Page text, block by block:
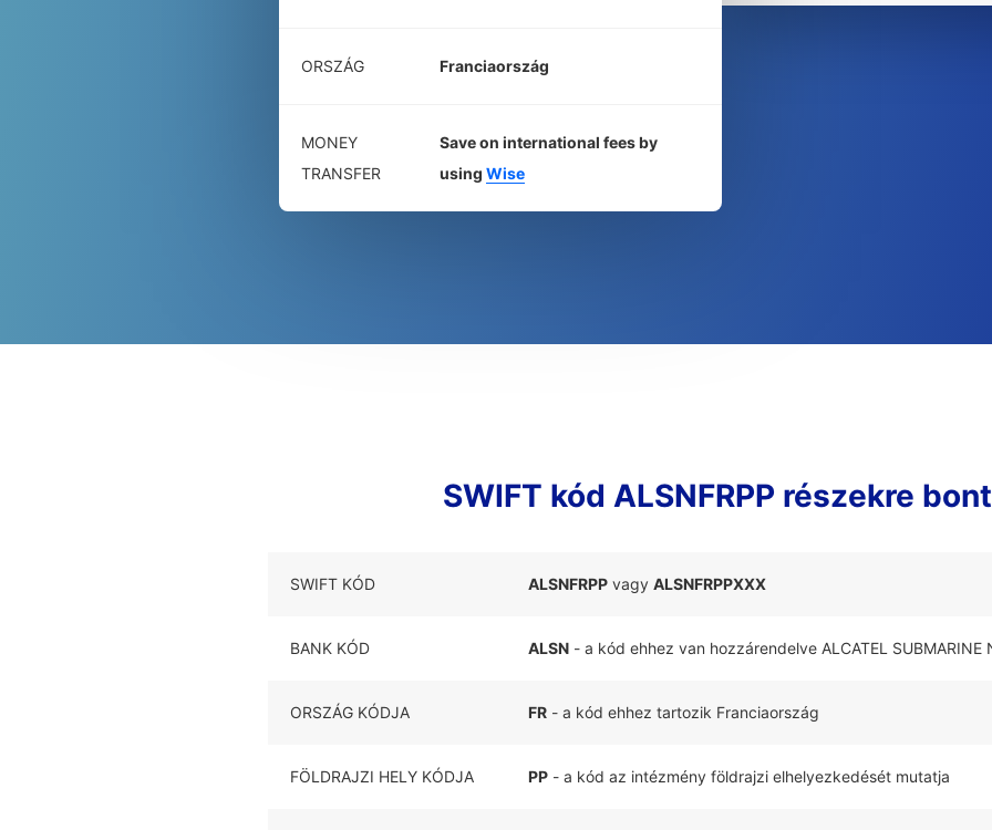
ORSZÁG Franciaország
MONEY
TRANSFER
Save on international fees by
using Wise
SWIFT kód ALSNFRPP részekre
SWIFT KÓD ALSNFRPP vagy ALSNFRPPXXX
BANK KÓD ALSN - a kód ehhez van hozzárendelve ALCATEL SUBMARINE
ORSZÁG KÓDJA FR - a kód ehhez tartozik Franciaország
FÖLDRAJZI HELY KÓDJA PP - a kód az intézmény földrajzi elhelyezkedését mutatja